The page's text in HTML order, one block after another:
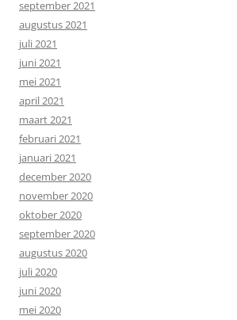
september 2021
augustus 2021
juli 2021
juni 2021
mei 2021
april 2021
maart 2021
februari 2021
januari 2021
december 2020
november 2020
oktober 2020
september 2020
augustus 2020
juli 2020
juni 2020
mei 2020